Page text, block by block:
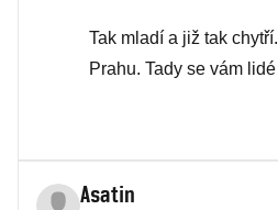
Tak mladí a již tak
Prahu. Tady se vám
Asatin